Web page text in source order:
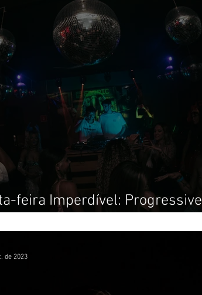
feira Imperdível: Progressive
de 2023